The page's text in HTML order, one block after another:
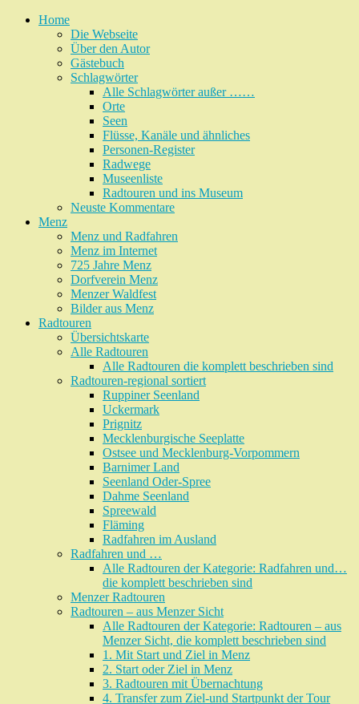
Home
Die Webseite
Über den Autor
Gästebuch
Schlagwörter
Alle Schlagwörter außer ……
Orte
Seen
Flüsse, Kanäle und ähnliches
Personen-Register
Radwege
Museenliste
Radtouren und ins Museum
Neuste Kommentare
Menz
Menz und Radfahren
Menz im Internet
725 Jahre Menz
Dorfverein Menz
Menzer Waldfest
Bilder aus Menz
Radtouren
Übersichtskarte
Alle Radtouren
Alle Radtouren die komplett beschrieben sind
Radtouren-regional sortiert
Ruppiner Seenland
Uckermark
Prignitz
Mecklenburgische Seeplatte
Ostsee und Mecklenburg-Vorpommern
Barnimer Land
Seenland Oder-Spree
Dahme Seenland
Spreewald
Fläming
Radfahren im Ausland
Radfahren und …
Alle Radtouren der Kategorie: Radfahren und…
die komplett beschrieben sind
Menzer Radtouren
Radtouren – aus Menzer Sicht
Alle Radtouren der Kategorie: Radtouren – aus
Menzer Sicht, die komplett beschrieben sind
1. Mit Start und Ziel in Menz
2. Start oder Ziel in Menz
3. Radtouren mit Übernachtung
4. Transfer zum Ziel-und Startpunkt der Tour